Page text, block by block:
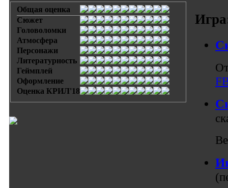
Общая оценка
Сюжет
Головоломки
Атмосфера
Персонажи
Литературность
Геймплей
Оформление
Оценка КРИЛ'18